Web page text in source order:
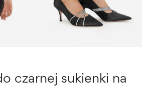
czarnej sukienki na